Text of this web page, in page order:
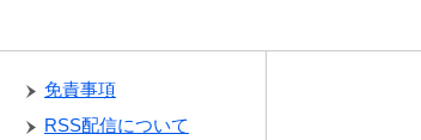
免責事項
RSS配信について